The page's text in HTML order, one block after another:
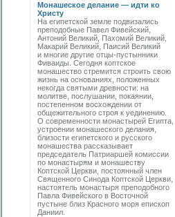
Монашеское делание — идти ко
Христу
На египетской земле подвизались
преподобные Павел Фивейский,
Антоний Великий, Пахомий Великий,
Макарий Великий, Паисий Великий
и многие другие отцы-пустынники
Фиваиды. Сегодня коптское
монашество стремится строить свою
жизнь на основаниях, положенных
некогда святыми древности: на
молитве, послушании, покаянии,
постепенном восхождении от
общежительного строя к уединению.
О современности монастырей Египта,
устроении монашеского делания,
близости египетского и русского
монашества рассказывает
председатель Патриаршей комиссии
по монастырям и монашеству
Коптской Церкви, постоянный член
Священного Синода Коптской Церкви,
настоятель монастыря преподобного
Павла Фивейского в Восточной
пустыне близ Красного моря епископ
Даниил.